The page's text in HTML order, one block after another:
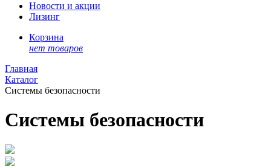
Новости и акции
Лизинг
Корзина
нет товаров
Главная
Каталог
Системы безопасности
Системы безопасности